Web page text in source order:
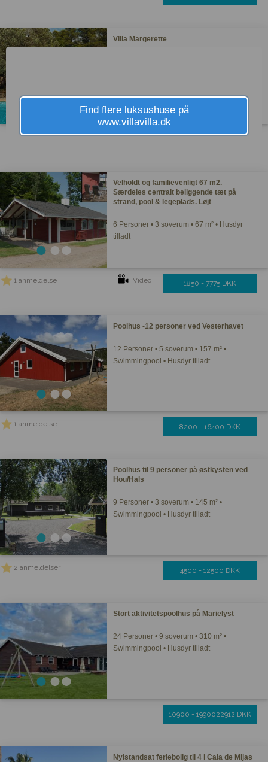
Villa Margerette
Video
Velholdt og familievenligt 67 m2.
Særdeles centralt beliggende tæt på
strand, pool & legeplads. Løjt
6 Personer • 3 soverum • 67 m² • Husdyr
tilladt
1 anmeldelse Video 1850 - 7775 DKK
Poolhus -12 personer ved Vesterhavet
12 Personer • 5 soverum • 157 m² •
Swimmingpool • Husdyr tilladt
1 anmeldelse 8200 - 16400 DKK
Poolhus til 9 personer på østkysten ved
Hou/Hals
9 Personer • 3 soverum • 145 m² •
Swimmingpool • Husdyr tilladt
2 anmeldelser 4500 - 12500 DKK
Stort aktivitetspoolhus på Marielyst
24 Personer • 9 soverum • 310 m² •
Swimmingpool • Husdyr tilladt
10900 - 1990022912 DKK
Nyistandsat feriebolig til 4 i Cala de Mijas
Find flere luksushuse på
www.villavilla.dk